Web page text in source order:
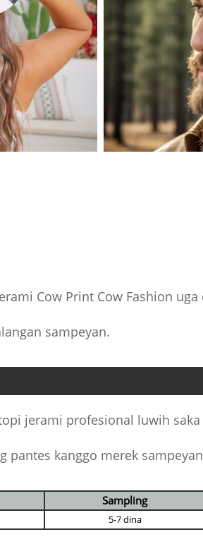
Cow Print Cow Fashion
sampeyan.
jerami profesional luwih
pantes kanggo merek
Sampling
5-7 dina